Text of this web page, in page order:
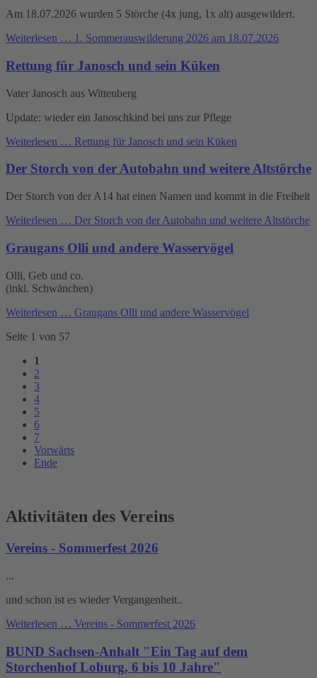
Am 18.07.2026 wurden 5 Störche (4x jung, 1x alt) ausgewildert.
Weiterlesen … 1. Sommerauswilderung 2026 am 18.07.2026
Rettung für Janosch und sein Küken
Vater Janosch aus Wittenberg
Update: wieder ein Janoschkind bei uns zur Pflege
Weiterlesen … Rettung für Janosch und sein Küken
Der Storch von der Autobahn und weitere Altstörche
Der Storch von der A14 hat einen Namen und kommt in die Freiheit
Weiterlesen … Der Storch von der Autobahn und weitere Altstörche
Graugans Olli und andere Wasservögel
Olli, Geb und co.
(inkl. Schwänchen)
Weiterlesen … Graugans Olli und andere Wasservögel
Seite 1 von 57
1
2
3
4
5
6
7
Vorwärts
Ende
Aktivitäten des Vereins
Vereins - Sommerfest 2026
...
und schon ist es wieder Vergangenheit..
Weiterlesen … Vereins - Sommerfest 2026
BUND Sachsen-Anhalt "Ein Tag auf dem
Storchenhof Loburg, 6 bis 10 Jahre"